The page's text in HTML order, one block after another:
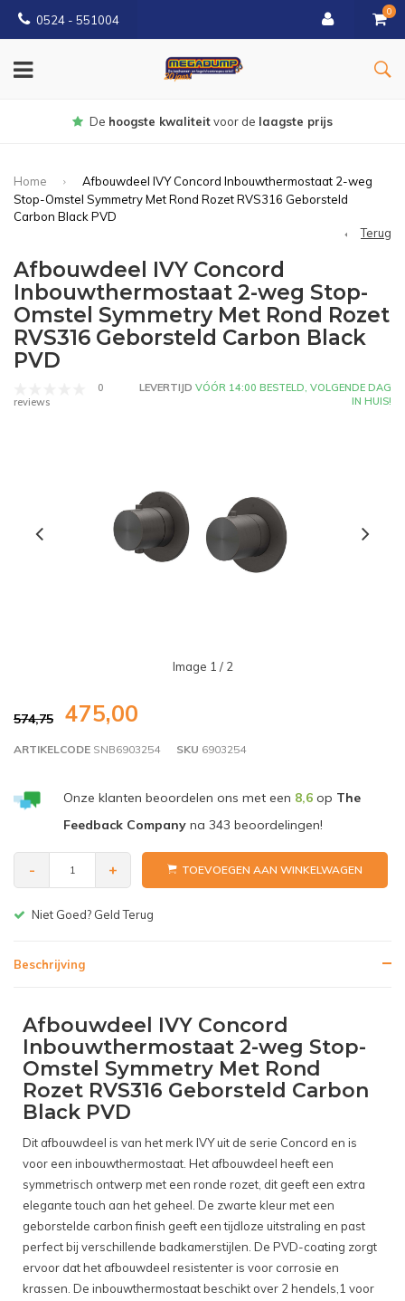
0524 - 551004
0
Gratisbezorgd vanaf €150
Home
Afbouwdeel IVY Concord Inbouwthermostaat 2-weg
Stop-Omstel Symmetry Met Rond Rozet RVS316 Geborsteld
Carbon Black PVD
Terug
Afbouwdeel IVY Concord
Inbouwthermostaat 2-weg Stop-
Omstel Symmetry Met Rond Rozet
RVS316 Geborsteld Carbon Black
PVD
0
reviews
LEVERTIJD VÓÓR 14:00 BESTELD, VOLGENDE DAG
IN HUIS!
Image 1 / 2
574,75 475,00
ARTIKELCODE SNB6903254 SKU 6903254
Onze klanten beoordelen ons met een 8,6op The
Feedback Companyna 343 beoordelingen!
- + TOEVOEGEN AAN WINKELWAGEN
Gratis bezorgen v.a. € 150,-(NL)
Beschrijving
Afbouwdeel IVY Concord
Inbouwthermostaat 2-weg Stop-
Omstel Symmetry Met Rond
Rozet RVS316 Geborsteld Carbon
Black PVD
Dit afbouwdeel is van het merk IVY uit de serie Concord en is
voor een inbouwthermostaat. Het afbouwdeel heeft een
symmetrisch ontwerp met een ronde rozet, dit geeft een extra
elegante touch aan het geheel. De zwarte kleur met een
geborstelde carbon finish geeft een tijdloze uitstraling en past
perfect bij verschillende badkamerstijlen. De PVD-coating zorgt
ervoor dat het afbouwdeel resistenter is voor corrosie en
krassen. De inbouwthermostaat beschikt over 2 hendels,1 voor